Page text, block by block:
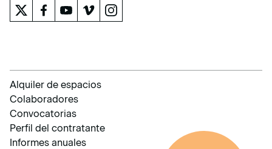
Alquiler de espacios
Colaboradores
Convocatorias
Perfil del contratante
Informes anuales